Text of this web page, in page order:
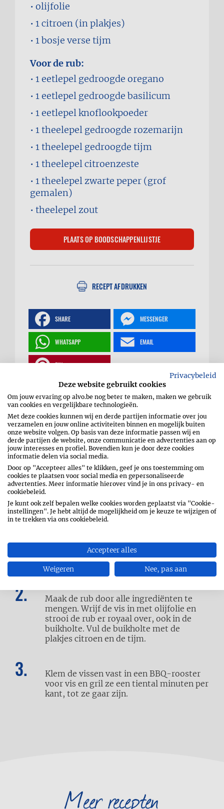
olijfolie
1citroen (in plakjes)
1 bosje verse tijm
Voor de rub:
1 eetlepel gedroogde oregano
1 eetlepel gedroogde basilicum
1 eetlepelknoflookpoeder
1 theelepel gedroogde rozemarijn
1 theelepel gedroogde tijm
1 theelepelcitroenzeste
1 theelepelzwarte peper (grof
gemalen)
theelepelzout
RECEPT AFDRUKKEN
SHARE MESSENGER
WHATSAPP EMAIL
PIN
Forel met mediterrane
rub
Spoel de vissen schoon en dep droog met
keukenpapier.Maak 3 insnijdingen aan
beide zijden van elke vis.
Maak de rub door alle ingrediënten te
mengen. Wrijf de vis in met olijfolie en
strooi de rub er royaal over, ook in de
buikholte. Vul de buikholte met de
plakjes citroen en de tijm.
Klem de vissen vast in een BBQ-rooster
voor vis en gril ze een tiental minuten per
kant, tot ze gaar zijn.
Meer recepten
Privacybeleid
Deze website gebruikt cookies
Om jouw ervaring op alvo.be nog beter te maken, maken we gebruik
van cookies en vergelijkbare technologieën.
Met deze cookies kunnen wij en derde partijen informatie over jou
verzamelen en jouw online activiteiten binnen en mogelijk buiten
onze website volgen. Op basis van deze informatie passen wij en
derde partijen de website, onze communicatie en advertenties aan op
jouw interesses en profiel. Bovendien kun je door deze cookies
informatie delen via social media.
Door op "Accepteer alles" te klikken, geef je ons toestemming om
cookies te plaatsen voor social media en gepersonaliseerde
advertenties. Meer informatie hierover vind je in ons privacy- en
cookiebeleid.
Je kunt ook zelf bepalen welke cookies worden geplaatst via "Cookie-
instellingen". Je hebt altijd de mogelijkheid om je keuze te wijzigen of
in te trekken via ons cookiebeleid.
Accepteer alles
Weigeren Nee, pas aan